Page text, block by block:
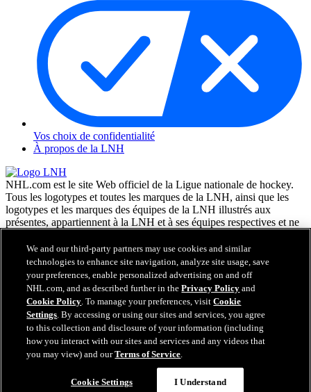
Vos choix de confidentialité
À propos de la LNH
NHL.com est le site Web officiel de la Ligue nationale de hockey.
Tous les logotypes et toutes les marques de la LNH, ainsi que les
logotypes et les marques des équipes de la LNH illustrés aux
présentes, appartiennent à la LNH et à ses équipes respectives et ne
Enterprises, L.P. © LNH 2026. Tous droits réservés. Tous les
chandails d'équipe de la LNH personnalisés avec les noms des
joueurs de la LNH et leurs numéros sont officiellement sous license
de la LNH et de l'AJLNH. Le mot servant de marque Zamboni et la
configuration de la surfaceuse Zamboni sont des marques de
commerce déposées de Frank J. Zamboni & Co., Inc. © Frank J.
Zamboni & Co., Inc. 2026. Tous droits réservés. Toute autre marque
déposée ou tout droit d'auteur d'une tierce partie sont la propriété de
leurs auteurs respectifs. Tous droits réservés.
We and our third-party partners may use cookies and similar
technologies to enhance site navigation, analyze site usage, save
your preferences, enable personalized advertising on and off
NHL.com, and as described further in thePrivacy Policy and
Cookie Policy. To manage your preferences, visitCookie
Settings. By accessing or using our sites and services, you agree
to this collection and disclosure of your information (including
how you interact with our sites and services and any videos that
you may view) and ourTerms of Service.
Cookie Settings I Understand